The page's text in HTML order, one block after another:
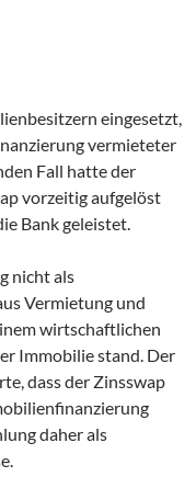
eingesetzt,
vermieteter
Fall hatte der
vorzeitig aufgelöst
Bank geleistet.
nicht als
Vermietung und
wirtschaftlichen
Immobilie stand. Der
dass der Zinsswap
daher als